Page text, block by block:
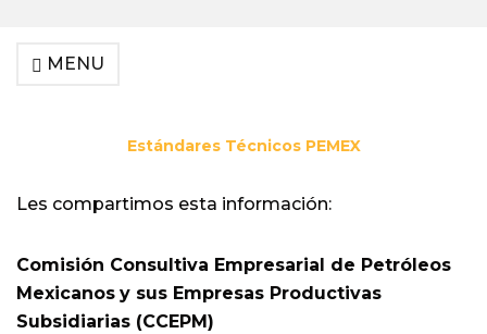
MENU
Estándares Técnicos PEMEX
Les compartimos esta información:
Comisión Consultiva Empresarial de Petróleos
Mexicanos y sus Empresas Productivas
Subsidiarias (CCEPM)